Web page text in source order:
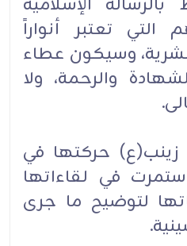
التي تعتبر أنواراً
وسيكون عطاء
والرحمة، ولا
زينب(ع) حركتها في
في لقاءاتها
لتوضيح ما جرى